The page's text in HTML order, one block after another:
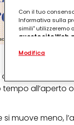
all’aperto
si muove meno,
Con il tuo
Informativa sulla
simili" utilizzeremo
questo sito
.
(rispettivamente
terzi, conservare
identificati) su
misurare e
collegata nel piè di
Modifica